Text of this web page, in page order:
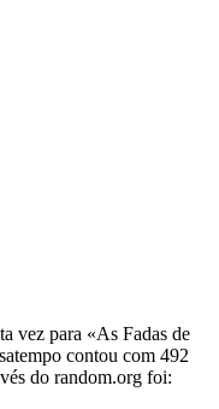
vez para «As Fadas de
contou com 492
do random.org foi: